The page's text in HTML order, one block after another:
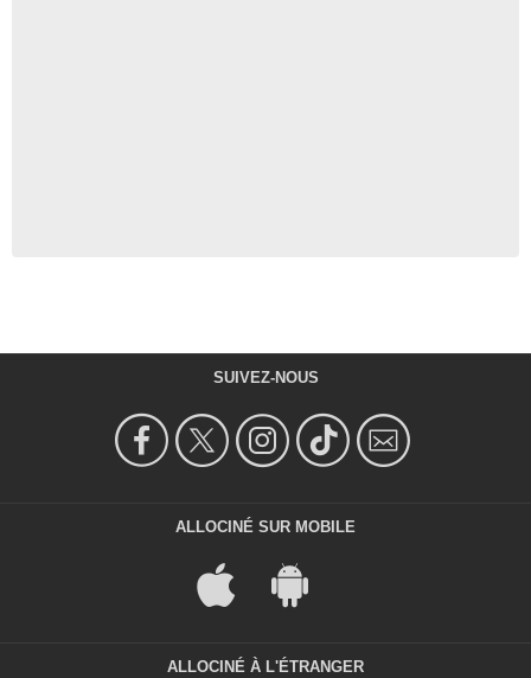
SUIVEZ-NOUS
ALLOCINÉ SUR MOBILE
ALLOCINÉ À L'ÉTRANGER